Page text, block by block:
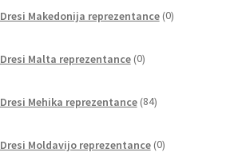
Dresi Makedonija reprezentance 0izdelkov
Dresi Malta reprezentance 0izdelkov
Dresi Mehika reprezentance 84izdelkov
Dresi Moldavijo reprezentance 0izdelkov